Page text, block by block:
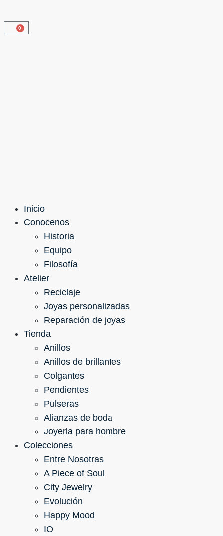
0
Inicio
Conocenos
Historia
Equipo
Filosofía
Atelier
Reciclaje
Joyas personalizadas
Reparación de joyas
Tienda
Anillos
Anillos de brillantes
Colgantes
Pendientes
Pulseras
Alianzas de boda
Joyeria para hombre
Colecciones
Entre Nosotras
A Piece of Soul
City Jewelry
Evolución
Happy Mood
IO